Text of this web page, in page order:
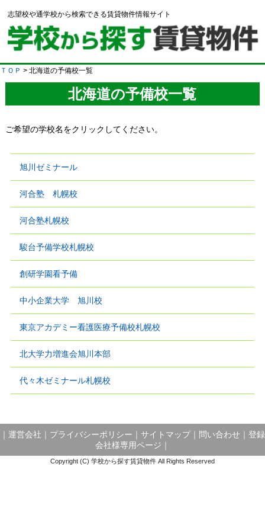
志望校や通学校から検索できる賃貸物件情報サイト
ＴＯＰ > 北海道の予備校一覧
北海道の予備校一覧
ご希望の学校名をクリックしてください。
旭川ゼミナール
河合塾 札幌校
河合塾札幌校
駿台予備学校札幌校
創研学園看予備
中小企業大学 旭川校
東京アカデミー看護医療予備校札幌校
北大学力増進会旭川本部
代々木ゼミナール札幌校
運営会社 プライバシーポリシー サイトマップ｜ 問い合わせ
登録
会社様専用ページ
Copyright (C) 学校から探す賃貸物件 All Rights Reserved